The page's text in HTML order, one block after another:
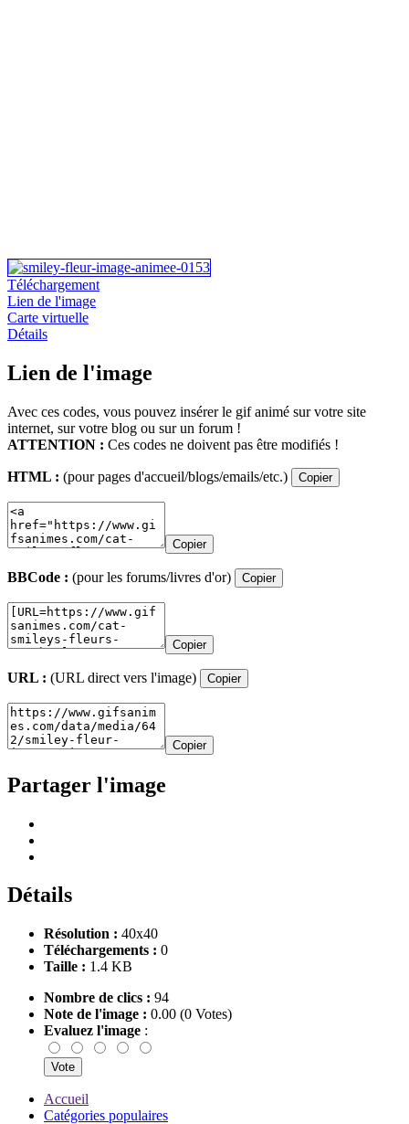
Téléchargement
Lien de l'image
Carte virtuelle
Détails
Lien de l'image
Avec ces codes, vous pouvez insérer le gif animé sur votre site
internet, sur votre blog ou sur un forum !
ATTENTION : Ces codes ne doivent pas être modifiés !
HTML : (pour pages d'accueil/blogs/emails/etc.) Copier
Copier
BBCode : (pour les forums/livres d'or) Copier
Copier
URL : (URL direct vers l'image) Copier
Copier
Partager l'image
Détails
Résolution : 40x40
Téléchargements : 0
Taille : 1.4 KB
Nombre de clics : 94
Note de l'image : 0.00 (0 Votes)
Evaluez l'image :
Accueil
Catégories populaires